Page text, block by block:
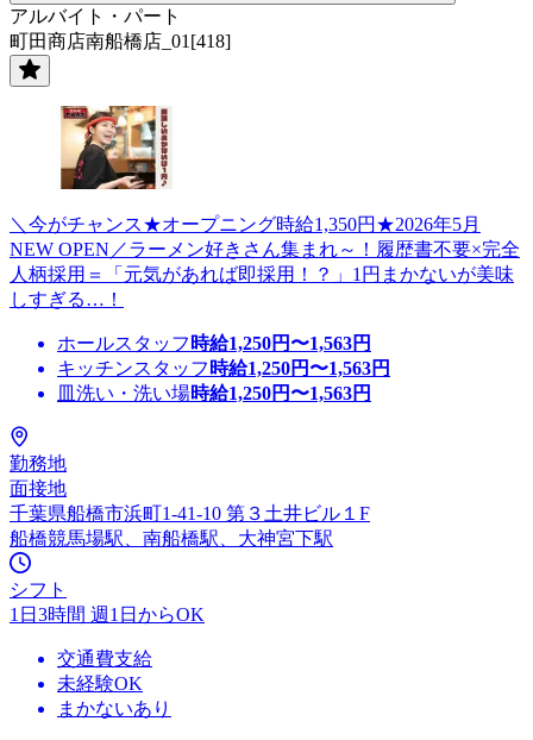
アルバイト・パート
町田商店南船橋店_01[418]
＼今がチャンス★オープニング時給1,350円★2026年5月
NEW OPEN／ラーメン好きさん集まれ～！履歴書不要×完全
人柄採用＝「元気があれば即採用！？」1円まかないが美味
しすぎる…！
ホールスタッフ 時給1,250円〜1,563円
キッチンスタッフ 時給1,250円〜1,563円
皿洗い・洗い場時給1,250円〜1,563円
勤務地
面接地
千葉県船橋市浜町1-41-10 第３土井ビル１F
船橋競馬場駅、南船橋駅、大神宮下駅
シフト
1日3時間 週1日からOK
交通費支給
未経験OK
まかないあり